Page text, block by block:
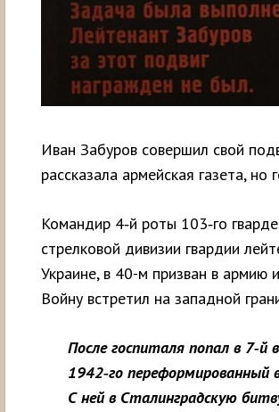
Иван Забуров совершил свой
рассказала армейская газета,
Командир 4‑й роты 103‑го
стрелковой дивизии гвардии
Украине, в 40-м призван в армию
Войну встретил на западной
После госпиталя попал в 7‑й
1942‑го переформированный
С ней в Сталинградскую